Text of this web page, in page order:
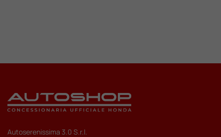
Autoserenissima 3.0 S.r.l.